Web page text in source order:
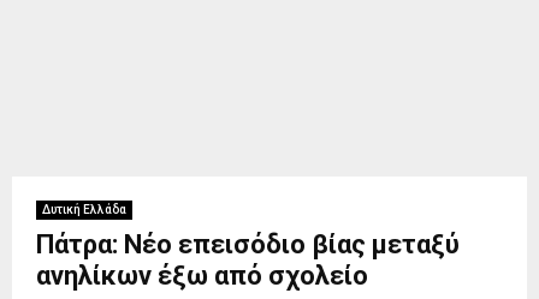
Δυτική Ελλάδα
Πάτρα: Νέο επεισόδιο βίας μεταξύ
ανηλίκων έξω από σχολείο